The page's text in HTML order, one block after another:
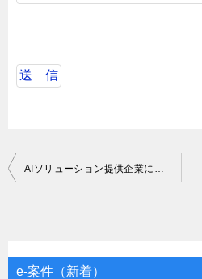
投
ゲ
AIソリューション提供企業におけるAIエンジニア
e-案件（新着）